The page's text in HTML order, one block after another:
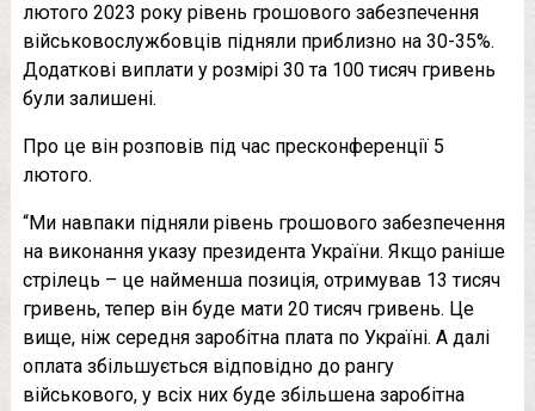
лютого 2023 року рівень грошового забезпечення
військовослужбовців підняли приблизно на 30-35%.
Додаткові виплати у розмірі 30 та 100 тисяч гривень
були залишені.
Про це він розповів під час пресконференції 5
лютого.
“Ми навпаки підняли рівень грошового забезпечення
на виконання указу президента України. Якщо раніше
стрілець – це найменша позиція, отримував 13 тисяч
гривень, тепер він буде мати 20 тисяч гривень. Це
вище, ніж середня заробітна плата по Україні. А далі
оплата збільшується відповідно до рангу
військового, у всіх них буде збільшена заробітна